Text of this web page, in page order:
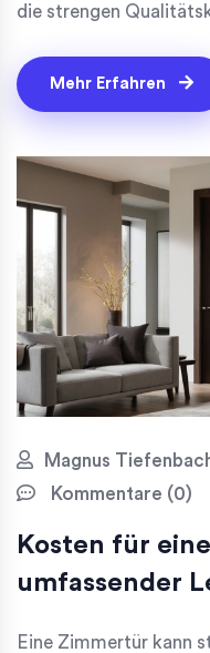
die strengen
erstklassigen
Mehr Erfahren
Magnus
Kommentare (0)
Kosten für
umfassender
Eine Zimmertür kann